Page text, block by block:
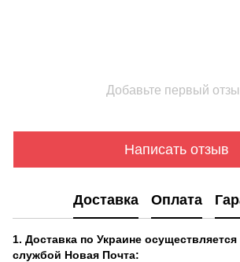
Добавьте первый
Написать отзыв
Доставка Оплата
1. Доставка по Украине
службой Новая Почта: